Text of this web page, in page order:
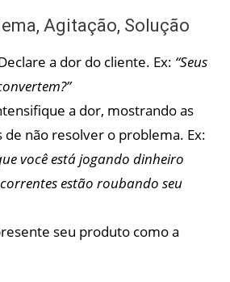
Agitação, Solução
a dor do cliente. Ex: “Seus
a dor, mostrando as
de não resolver o problema. Ex:
você está jogando dinheiro
estão roubando seu
seu produto como a